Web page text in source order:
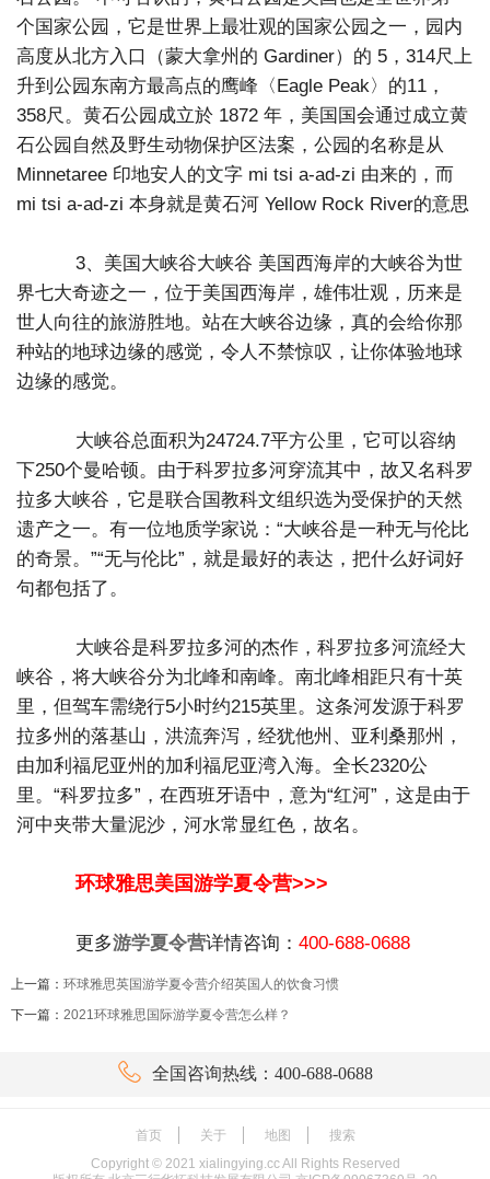
个国家公园，它是世界上最壮观的国家公园之一，园内
高度从北方入口（蒙大拿州的 Gardiner）的 5，314尺上
升到公园东南方最高点的鹰峰〈Eagle Peak〉的11，
358尺。黄石公园成立於 1872 年，美国国会通过成立黄
石公园自然及野生动物保护区法案，公园的名称是从
Minnetaree 印地安人的文字 mi tsi a-ad-zi 由来的，而
mi tsi a-ad-zi 本身就是黄石河 Yellow Rock River的意思
3、美国大峡谷大峡谷 美国西海岸的大峡谷为世
界七大奇迹之一，位于美国西海岸，雄伟壮观，历来是
世人向往的旅游胜地。站在大峡谷边缘，真的会给你那
种站的地球边缘的感觉，令人不禁惊叹，让你体验地球
边缘的感觉。
大峡谷总面积为24724.7平方公里，它可以容纳
下250个曼哈顿。由于科罗拉多河穿流其中，故又名科罗
拉多大峡谷，它是联合国教科文组织选为受保护的天然
遗产之一。有一位地质学家说：“大峡谷是一种无与伦比
的奇景。”“无与伦比”，就是最好的表达，把什么好词好
句都包括了。
大峡谷是科罗拉多河的杰作，科罗拉多河流经大
峡谷，将大峡谷分为北峰和南峰。南北峰相距只有十英
里，但驾车需绕行5小时约215英里。这条河发源于科罗
拉多州的落基山，洪流奔泻，经犹他州、亚利桑那州，
由加利福尼亚州的加利福尼亚湾入海。全长2320公
里。“科罗拉多”，在西班牙语中，意为“红河”，这是由于
河中夹带大量泥沙，河水常显红色，故名。
环球雅思美国游学夏令营>>>
更多游学夏令营详情咨询： 400-688-0688
上一篇： 环球雅思英国游学夏令营介绍英国人的饮食习惯
下一篇： 2021环球雅思国际游学夏令营怎么样？
 全国咨询热线：400-688-0688
首页 关于 地图
搜索
Copyright © 2021 xialingying.cc All Rights Reserved